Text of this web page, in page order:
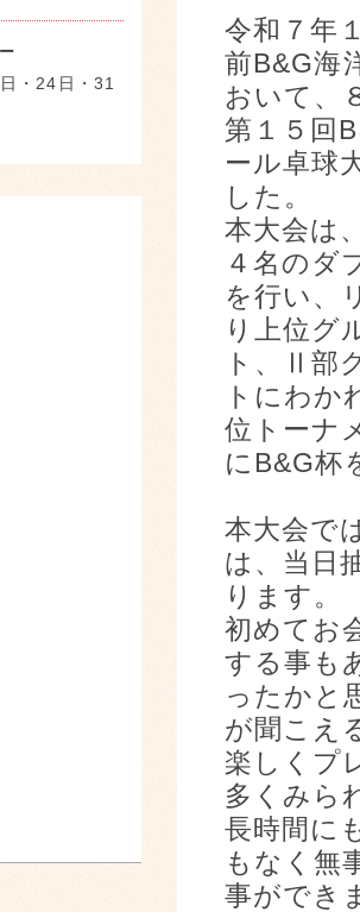
令和７年
前B&G海
おいて、
第１５回
ール卓球
した。
本大会は
４名のダ
を行い、
り上位グ
ト、Ⅱ部
トにわか
位トーナ
にB&G杯
本大会で
は、当日
ります。
初めてお
する事も
ったかと
が聞こえ
楽しくプ
多くみら
長時間に
もなく無
事ができ
・24日・31